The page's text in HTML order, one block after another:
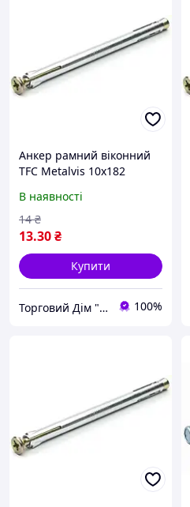
Анкер рамний віконний
TFC Metalvis 10х182
В наявності
13.30₴
14 ₴
Купити
Торговий Дім "RZS" 100%